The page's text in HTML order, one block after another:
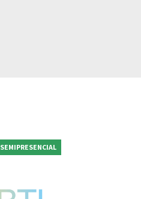
SEMIPRESENCIAL